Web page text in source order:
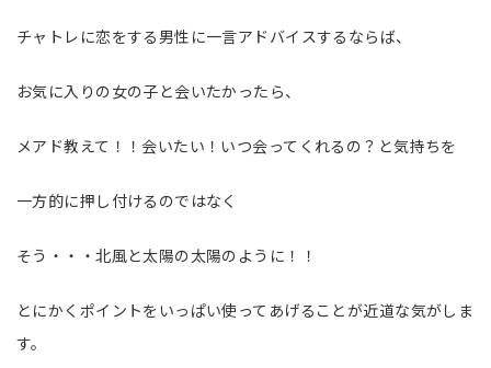
チャトレに恋をする男性に一言アドバイスするならば、
お気に入りの女の子と会いたかったら、
メアド教えて！！会いたい！いつ会ってくれるの？と気持ちを
一方的に押し付けるのではなく
そう・・・北風と太陽の太陽のように！！
とにかくポイントをいっぱい使ってあげることが近道な気がしま
す。